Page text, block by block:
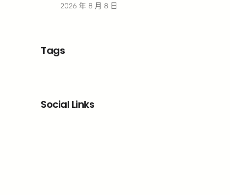
2026 年 8 月 8 日
Tags
Social Links